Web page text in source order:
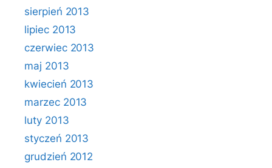
sierpień 2013
lipiec 2013
czerwiec 2013
maj 2013
kwiecień 2013
marzec 2013
luty 2013
styczeń 2013
grudzień 2012